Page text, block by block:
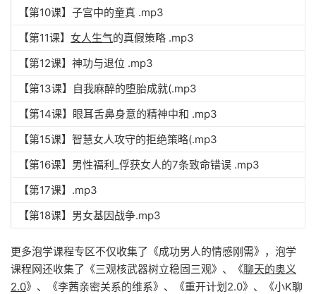
【第10课】子宫中的童真 .mp3
【第11课】 女人生气的真假策略 .mp3
【第12课】神功与退位 .mp3
【第13课】自我麻醉的堕胎成就(.mp3
【第14课】眼耳舌鼻身意的精神中和 .mp3
【第15课】智慧女人攻守的拒绝策略(.mp3
【第16课】男性福利_俘获女人的7条致命错误 .mp3
【第17课】.mp3
【第18课】男女基因战争.mp3
更多泡学课程专区不仅收集了《成功男人的情感刚需》，泡学
课程网还收集了《三观核武器树立稳固三观》、《聊天的奥义
2.0》、《李茜亲密关系的维系》、《重开计划2.0》、《小K聊